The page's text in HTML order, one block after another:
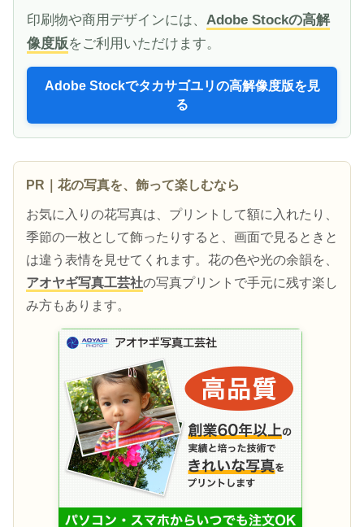
印刷物や商用デザインには、 Adobe Stockの高解
像度版をご利用いただけます。
Adobe Stockでタカサゴユリの高解像度版を見
る
PR｜花の写真を、飾って楽しむなら
お気に入りの花写真は、プリントして額に入れたり、
季節の一枚として飾ったりすると、画面で見るときと
は違う表情を見せてくれます。花の色や光の余韻を、
アオヤギ写真工芸社の写真プリントで手元に残す楽し
み方もあります。